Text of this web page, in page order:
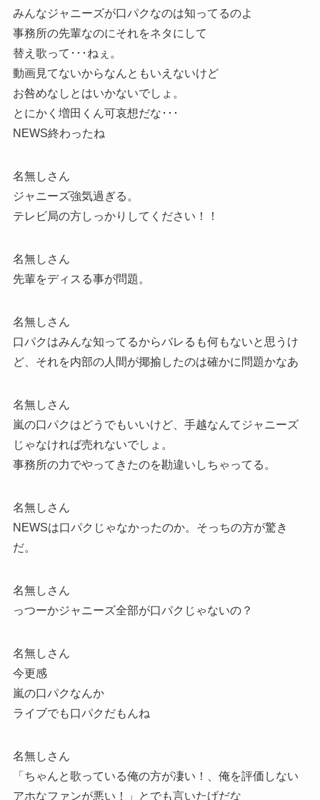
みんなジャニーズが口パクなのは知ってるのよ
事務所の先輩なのにそれをネタにして
替え歌って･･･ねぇ。
動画見てないからなんともいえないけど
お咎めなしとはいかないでしょ。
とにかく増田くん可哀想だな･･･
NEWS終わったね
名無しさん
ジャニーズ強気過ぎる。
テレビ局の方しっかりしてください！！
名無しさん
先輩をディスる事が問題。
名無しさん
口パクはみんな知ってるからバレるも何もないと思うけ
ど、それを内部の人間が揶揄したのは確かに問題かなあ
名無しさん
嵐の口パクはどうでもいいけど、手越なんてジャニーズ
じゃなければ売れないでしょ。
事務所の力でやってきたのを勘違いしちゃってる。
名無しさん
NEWSは口パクじゃなかったのか。そっちの方が驚き
だ。
名無しさん
っつーかジャニーズ全部が口パクじゃないの？
名無しさん
今更感
嵐の口パクなんか
ライブでも口パクだもんね
名無しさん
「ちゃんと歌っている俺の方が凄い！、俺を評価しない
アホなファンが悪い！」とでも言いたげだな